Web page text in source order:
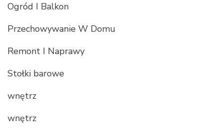
Ogród I Balkon
Przechowywanie W Domu
Remont I Naprawy
Stołki barowe
wnętrz
wnętrz